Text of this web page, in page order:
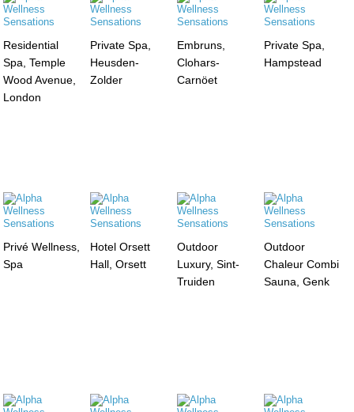
Residential
Spa, Temple
Wood Avenue,
London
Private Spa,
Heusden-
Zolder
Embruns,
Clohars-
Carnöet
Private Spa,
Hampstead
Privé Wellness,
Spa
Hotel Orsett
Hall, Orsett
Outdoor
Luxury, Sint-
Truiden
Outdoor
Chaleur Combi
Sauna, Genk